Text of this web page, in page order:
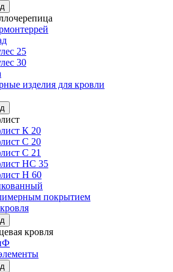
25
30
изделия для кровли
К 20
С 20
C 21
НС 35
Н 60
покрытием
кровля